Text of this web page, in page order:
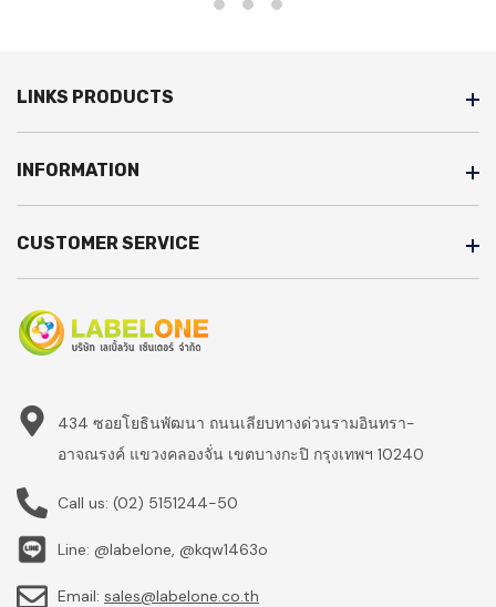
LINKS PRODUCTS
INFORMATION
CUSTOMER SERVICE
434 ซอยโยธินพัฒนา ถนนเลียบทางด่วนรามอินทรา-
อาจณรงค์ แขวงคลองจั่น เขตบางกะปิ กรุงเทพฯ 10240
Call us: (02) 5151244-50
Line: @labelone, @kqw1463o
Email: sales@labelone.co.th